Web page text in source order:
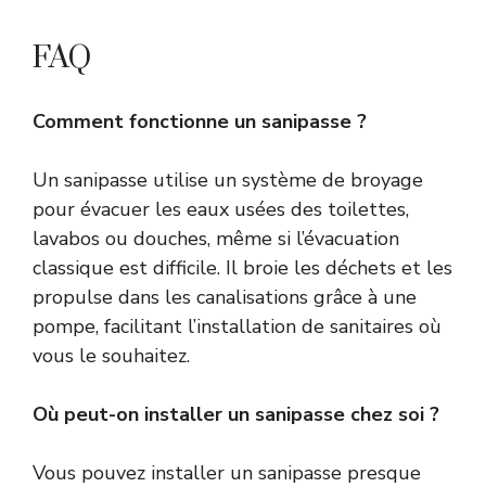
FAQ
Comment fonctionne un sanipasse ?
Un sanipasse utilise un système de broyage
pour évacuer les eaux usées des toilettes,
lavabos ou douches, même si l’évacuation
classique est difficile. Il broie les déchets et les
propulse dans les canalisations grâce à une
pompe, facilitant l’installation de sanitaires où
vous le souhaitez.
Où peut-on installer un sanipasse chez soi ?
Vous pouvez installer un sanipasse presque